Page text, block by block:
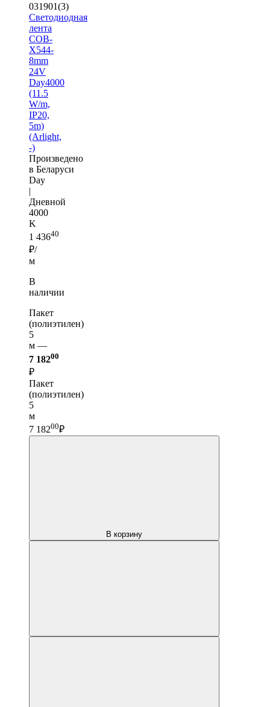
031901(3)
Светодиодная
лента
COB-
X544-
8mm
24V
Day4000
(11.5
W/m,
IP20,
5m)
(Arlight,
-)
Произведено
в Беларуси
Day
|
Дневной
4000
K
1 43640
₽/
м
В
наличии
Пакет
(полиэтилен)
5
м —
7 18200
₽
Пакет
(полиэтилен)
5
м
7 18200₽
В корзину